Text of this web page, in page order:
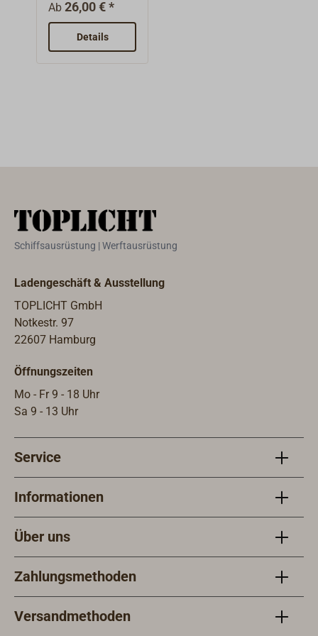
verchromt, für
gängige
Haushalts-
Ab26,00 € *
Details
Schiffsausrüstung | Werftausrüstung
Ladengeschäft & Ausstellung
TOPLICHT GmbH
Notkestr. 97
22607 Hamburg
Öffnungszeiten
Mo - Fr 9 - 18 Uhr
Sa 9 - 13 Uhr
Service
Informationen
Über uns
Zahlungsmethoden
Versandmethoden